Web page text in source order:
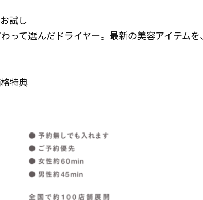
試し
って選んだドライヤー。最新の美容アイテムを、
特典